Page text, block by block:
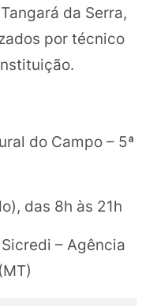
da Serra,
por técnico
do Campo – 5ª
das 8h às 21h
– Agência